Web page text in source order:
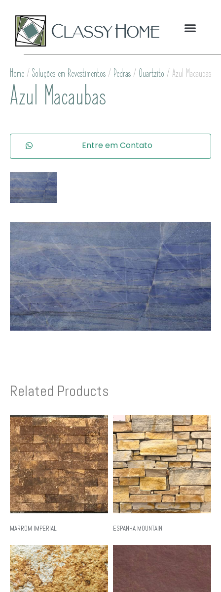
Home / Soluções em Revestimentos / Pedras / Quartzito / Azul Macaubas
Azul Macaubas
Entre em Contato
Related Products
MARROM IMPERIAL ESPANHA MOUNTAIN